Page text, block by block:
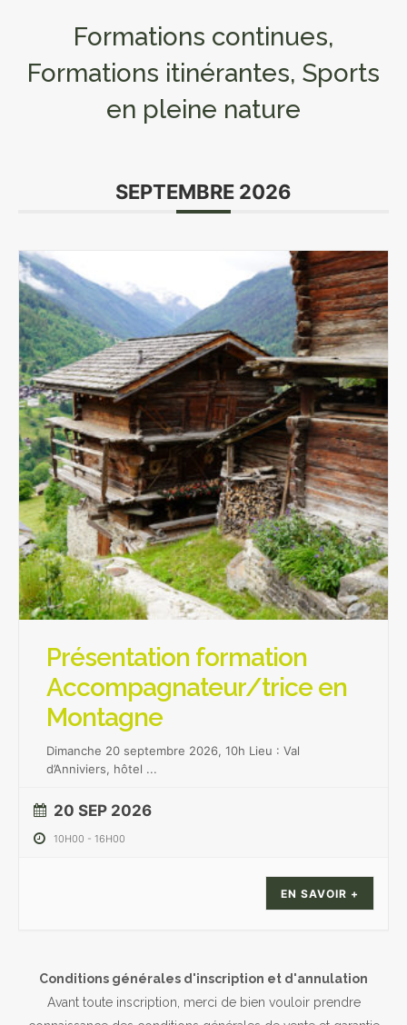
Formations continues,
Formations itinérantes, Sports
en pleine nature
SEPTEMBRE 2026
Présentation formation
Accompagnateur/trice en
Montagne
Dimanche 20 septembre 2026, 10h Lieu : Val
d’Anniviers, hôtel ...
20 SEP 2026
10H00 - 16H00
EN SAVOIR +
Conditions générales d'inscription et d'annulation
Avant toute inscription, merci de bien vouloir prendre